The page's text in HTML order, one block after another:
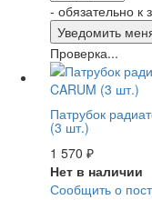
- обязательно к
Проверка...
Патрубок
(3 шт.)
1 570 ₽
Нет в наличии
Сообщить о